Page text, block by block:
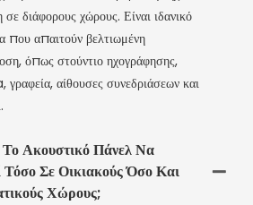
σε διάφορους χώρους. Είναι ιδανικό
που απαιτούν βελτιωμένη
όπως στούντιο ηχογράφησης,
αίθουσες συνεδριάσεων και
Ακουστικό Πάνελ Να
Τόσο Σε Οικιακούς Όσο Και
Χώρους;